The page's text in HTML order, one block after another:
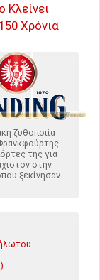
Κλείνει
Χρόνια
ζυθοποιία
της για
στην
ξεκίνησαν